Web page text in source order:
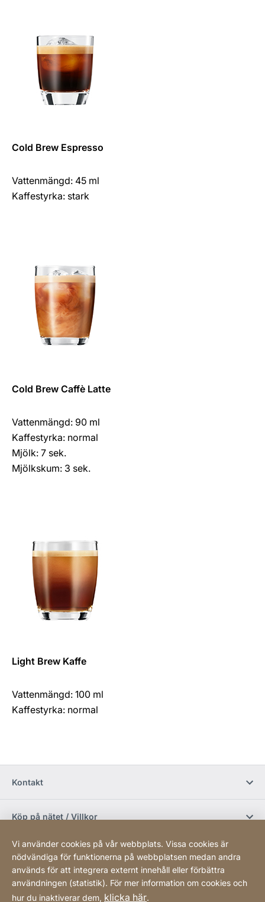
Cold Brew Espresso
Vattenmängd: 45 ml
Kaffestyrka: stark
Cold Brew Caffè Latte
Vattenmängd: 90 ml
Kaffestyrka: normal
Mjölk: 7 sek.
Mjölkskum: 3 sek.
Light Brew Kaffe
Vattenmängd: 100 ml
Kaffestyrka: normal
Kontakt
Köp på nätet / Villkor
Newsletter
Vi använder cookies på vår webbplats. Vissa cookies är
nödvändiga för funktionerna på webbplatsen medan andra
används för att integrera externt innehåll eller förbättra
användningen (statistik). För mer information om cookies och
hur du inaktiverar dem, klicka här.